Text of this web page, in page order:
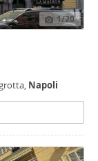
1/20
Napoli